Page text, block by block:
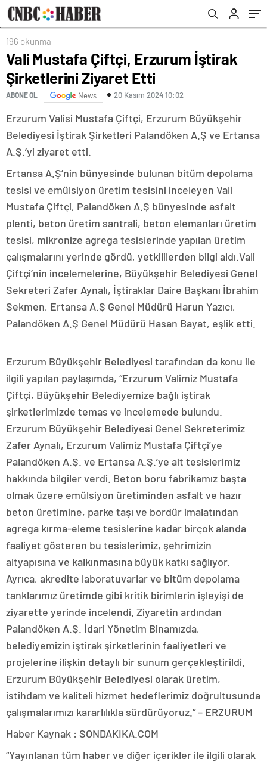
196 okunma
Vali Mustafa Çiftçi, Erzurum İştirak
Şirketlerini Ziyaret Etti
ABONE OL News 20 Kasım 2024 10:02
Erzurum Valisi Mustafa Çiftçi, Erzurum Büyükşehir
Belediyesi İştirak Şirketleri Palandöken A.Ş ve Ertansa
A.Ş.’yi ziyaret etti.
Ertansa A.Ş’nin bünyesinde bulunan bitüm depolama
tesisi ve emülsiyon üretim tesisini inceleyen Vali
Mustafa Çiftçi, Palandöken A.Ş bünyesinde asfalt
plenti, beton üretim santrali, beton elemanları üretim
tesisi, mikronize agrega tesislerinde yapılan üretim
çalışmalarını yerinde gördü, yetkililerden bilgi aldı.Vali
Çiftçi’nin incelemelerine, Büyükşehir Belediyesi Genel
Sekreteri Zafer Aynalı, İştiraklar Daire Başkanı İbrahim
Sekmen, Ertansa A.Ş Genel Müdürü Harun Yazıcı,
Palandöken A.Ş Genel Müdürü Hasan Bayat, eşlik etti.
Erzurum Büyükşehir Belediyesi tarafından da konu ile
ilgili yapılan paylaşımda, “Erzurum Valimiz Mustafa
Çiftçi, Büyükşehir Belediyemize bağlı iştirak
şirketlerimizde temas ve incelemede bulundu.
Erzurum Büyükşehir Belediyesi Genel Sekreterimiz
Zafer Aynalı, Erzurum Valimiz Mustafa Çiftçi’ye
Palandöken A.Ş. ve Ertansa A.Ş.’ye ait tesislerimiz
hakkında bilgiler verdi. Beton boru fabrikamız başta
olmak üzere emülsiyon üretiminden asfalt ve hazır
beton üretimine, parke taşı ve bordür imalatından
agrega kırma-eleme tesislerine kadar birçok alanda
faaliyet gösteren bu tesislerimiz, şehrimizin
altyapısına ve kalkınmasına büyük katkı sağlıyor.
Ayrıca, akredite laboratuvarlar ve bitüm depolama
tanklarımız üretimde gibi kritik birimlerin işleyişi de
ziyarette yerinde incelendi. Ziyaretin ardından
Palandöken A.Ş. İdari Yönetim Binamızda,
belediyemizin iştirak şirketlerinin faaliyetleri ve
projelerine ilişkin detaylı bir sunum gerçekleştirildi.
Erzurum Büyükşehir Belediyesi olarak üretim,
istihdam ve kaliteli hizmet hedeflerimiz doğrultusunda
çalışmalarımızı kararlılıkla sürdürüyoruz.” – ERZURUM
Haber Kaynak : SONDAKIKA.COM
“Yayınlanan tüm haber ve diğer içerikler ile ilgili olarak